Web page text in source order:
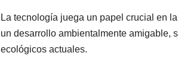
La tecnología juega un ​papel crucial⁣ en​
un desarrollo ambientalmente amigable,
ecológicos actuales.